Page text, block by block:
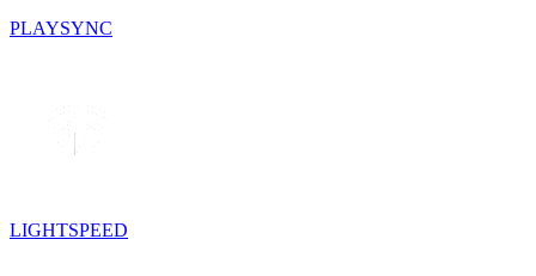
PLAYSYNC
LIGHTSPEED